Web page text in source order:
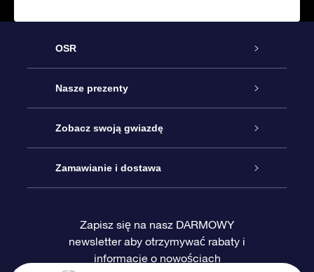
OSR
Obsługa
Kontakt
Blog
Recenzje
Nasze prezenty
Podarunek Gwiazda Online
Pakiet Podarunkowy OSR
Karta podarunkowa OSR
Zobacz swoją gwiazdę
Rejestr Gwiazd
Sprsonalizowana Strona Gwiazdy
Zamawianie i dostawa
Metody płatności
Zapisz się na nasz DARMOWY
newsletter aby otrzymywać rabaty i
informacje o nowościach